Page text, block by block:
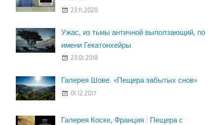
23.11.2020
Ужас, из тьмы античной выползающий, по
имени Гекатонхейры
23.01.2018
Галерея Шове. «Пещера забытых снов»
01.12.2017
Галерея Коске, Франция : Пещера с